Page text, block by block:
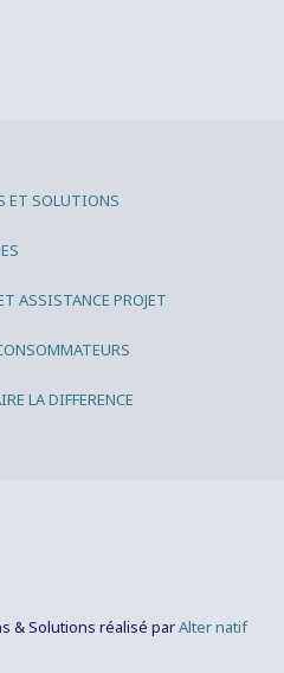
ET SOLUTIONS
ASSISTANCE PROJET
LA DIFFERENCE
& Solutions réalisé parAlter natif